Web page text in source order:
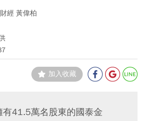
經 黃偉柏
加入收藏
41.5萬名股東的國泰金